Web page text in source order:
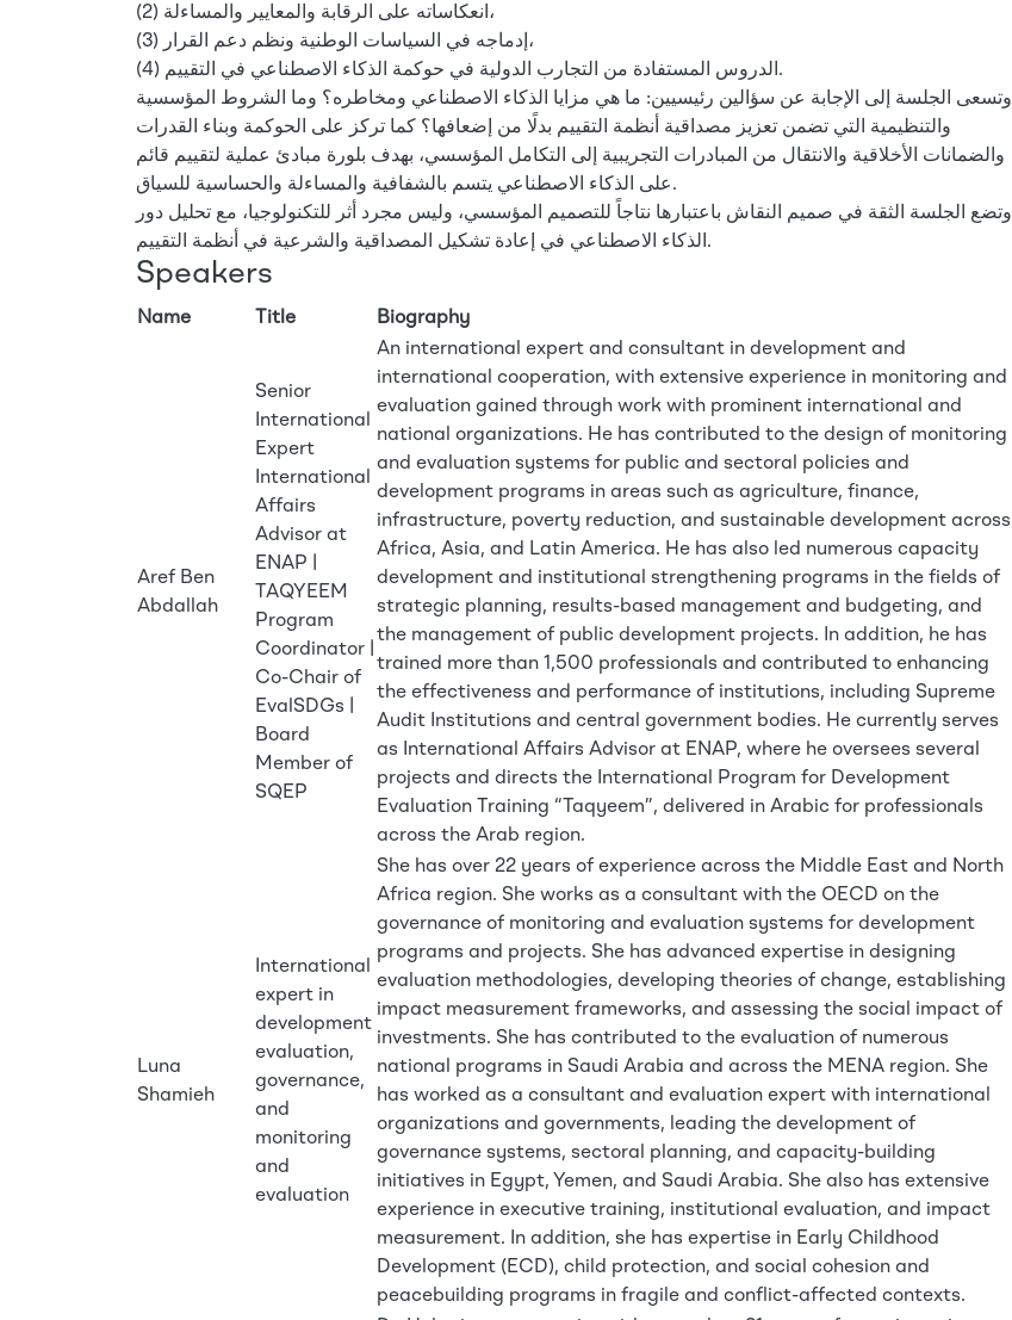
(2) انعكاساته على الرقابة والمعايير والمساءلة،
(3) إدماجه في السياسات الوطنية ونظم دعم القرار،
(4) الدروس المستفادة من التجارب الدولية في حوكمة الذكاء الاصطناعي في التقييم.
وتسعى الجلسة إلى الإجابة عن سؤالين رئيسيين: ما هي مزايا الذكاء الاصطناعي ومخاطره؟ وما الشروط المؤسسية
والتنظيمية التي تضمن تعزيز مصداقية أنظمة التقييم بدلًا من إضعافها؟ كما تركز على الحوكمة وبناء القدرات
والضمانات الأخلاقية والانتقال من المبادرات التجريبية إلى التكامل المؤسسي، بهدف بلورة مبادئ عملية لتقييم قائم
على الذكاء الاصطناعي يتسم بالشفافية والمساءلة والحساسية للسياق.
وتضع الجلسة الثقة في صميم النقاش باعتبارها نتاجاً للتصميم المؤسسي، وليس مجرد أثر للتكنولوجيا، مع تحليل دور
الذكاء الاصطناعي في إعادة تشكيل المصداقية والشرعية في أنظمة التقييم.
Speakers
Name Title Biography
Aref Ben
Abdallah
Senior
International
Expert
International
Affairs
Advisor at
ENAP |
TAQYEEM
Program
Coordinator |
Co-Chair of
EvalSDGs |
Board
Member of
SQEP
An international expert and consultant in development and
international cooperation, with extensive experience in monitoring and
evaluation gained through work with prominent international and
national organizations. He has contributed to the design of monitoring
and evaluation systems for public and sectoral policies and
development programs in areas such as agriculture, finance,
infrastructure, poverty reduction, and sustainable development across
Africa, Asia, and Latin America. He has also led numerous capacity
development and institutional strengthening programs in the fields of
strategic planning, results-based management and budgeting, and
the management of public development projects. In addition, he has
trained more than 1,500 professionals and contributed to enhancing
the effectiveness and performance of institutions, including Supreme
Audit Institutions and central government bodies. He currently serves
as International Affairs Advisor at ENAP, where he oversees several
projects and directs the International Program for Development
Evaluation Training “Taqyeem”, delivered in Arabic for professionals
across the Arab region.
Luna
Shamieh
International
expert in
development
evaluation,
governance,
and
monitoring
and
evaluation
She has over 22 years of experience across the Middle East and North
Africa region. She works as a consultant with the OECD on the
governance of monitoring and evaluation systems for development
programs and projects. She has advanced expertise in designing
evaluation methodologies, developing theories of change, establishing
impact measurement frameworks, and assessing the social impact of
investments. She has contributed to the evaluation of numerous
national programs in Saudi Arabia and across the MENA region. She
has worked as a consultant and evaluation expert with international
organizations and governments, leading the development of
governance systems, sectoral planning, and capacity-building
initiatives in Egypt, Yemen, and Saudi Arabia. She also has extensive
experience in executive training, institutional evaluation, and impact
measurement. In addition, she has expertise in Early Childhood
Development (ECD), child protection, and social cohesion and
peacebuilding programs in fragile and conflict-affected contexts.